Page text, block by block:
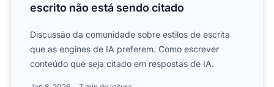
escrito não está sendo citado
Discussão da comunidade sobre estilos de escrita
que as engines de IA preferem. Como escrever
conteúdo que seja citado em respostas de IA.